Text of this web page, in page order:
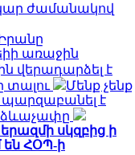
ժամանակով
առաջին
վերադարձել է
տալու
Մենք չենք
պարզաբանել է
ձևաչափը
սկզբից ի
են ՀՕՊ-ի